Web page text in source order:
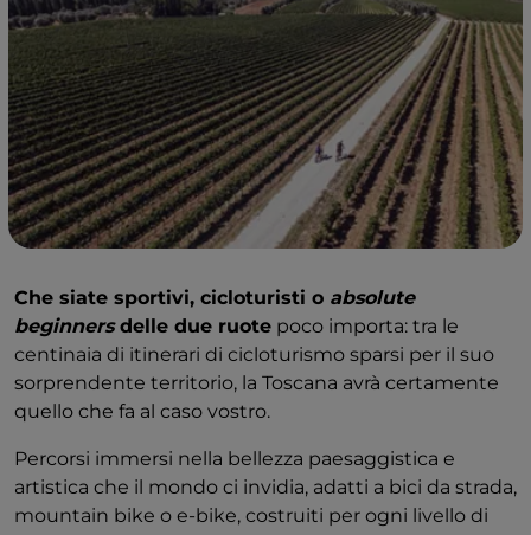
Che siate sportivi, cicloturisti o absolute
beginnersdelle due ruote poco importa: tra le
centinaia di itinerari di cicloturismo sparsi per il suo
sorprendente territorio, la Toscana avrà certamente
quello che fa al caso vostro.
Percorsi immersi nella bellezza paesaggistica e
artistica che il mondo ci invidia, adatti a bici da strada,
mountain bike o e-bike, costruiti per ogni livello di